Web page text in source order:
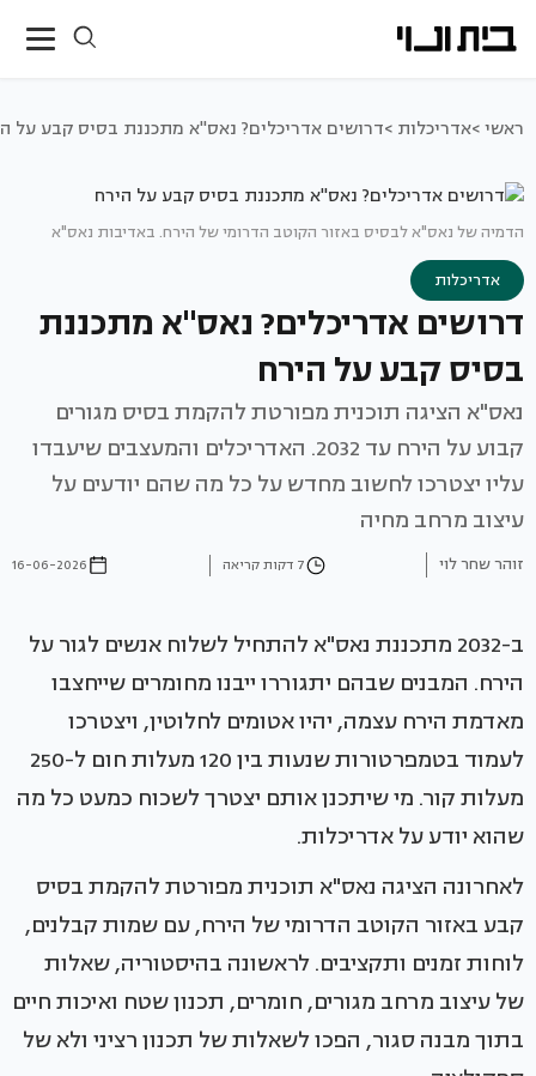
ראשי >אדריכלות >דרושים אדריכלים? נאס"א מתכננת בסיס קבע על
הדמיה של נאס"א לבסיס באזור הקוטב הדרומי של הירח. באדיבות נאס"א
אדריכלות
דרושים אדריכלים? נאס"א מתכננת
בסיס קבע על הירח
נאס"א הציגה תוכנית מפורטת להקמת בסיס מגורים
קבוע על הירח עד 2032. האדריכלים והמעצבים שיעבדו
עליו יצטרכו לחשוב מחדש על כל מה שהם יודעים על
עיצוב מרחב מחיה
זוהר שחר לוי 7 דקות קריאה 16-06-2026
ב-2032 מתכננת נאס"א להתחיל לשלוח אנשים לגור על
הירח. המבנים שבהם יתגוררו ייבנו מחומרים שייחצבו
מאדמת הירח עצמה, יהיו אטומים לחלוטין, ויצטרכו
לעמוד בטמפרטורות שנעות בין 120 מעלות חום ל-250
מעלות קור. מי שיתכנן אותם יצטרך לשכוח כמעט כל מה
שהוא יודע על אדריכלות.
לאחרונה הציגה נאס"א תוכנית מפורטת להקמת בסיס
קבע באזור הקוטב הדרומי של הירח, עם שמות קבלנים,
לוחות זמנים ותקציבים. לראשונה בהיסטוריה, שאלות
של עיצוב מרחב מגורים, חומרים, תכנון שטח ואיכות חיים
בתוך מבנה סגור, הפכו לשאלות של תכנון רציני ולא של